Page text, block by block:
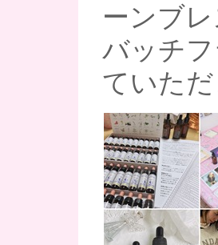
ーンブ
バッチ
ていた